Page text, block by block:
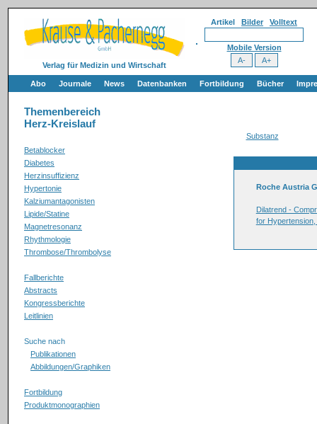
Verlag für Medizin und Wirtschaft
Artikel Bilder Volltext
Mobile Version
Abo Journale News Datenbanken Fortbildung Bücher
Themenbereich
Herz-Kreislauf
Betablocker
Diabetes
Herzinsuffizienz
Hypertonie
Kalziumantagonisten
Lipide/Statine
Magnetresonanz
Rhythmologie
Thrombose/Thrombolyse
Fallberichte
Abstracts
Kongressberichte
Leitlinien
Suche nach
Publikationen
Abbildungen/Graphiken
Fortbildung
Produktmonographien
Substanz
Roche Austria
Dilatrend -
for